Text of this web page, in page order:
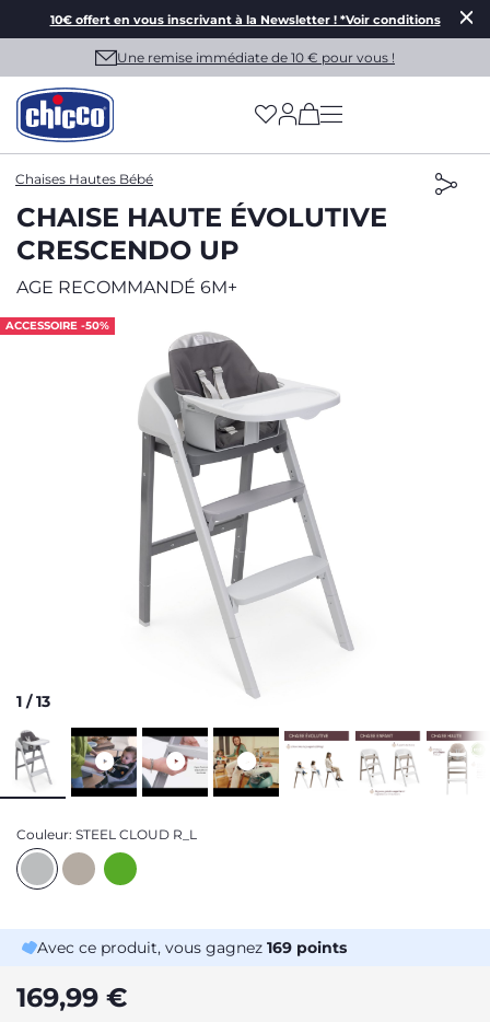
10€ offert en vous inscrivant à la Newsletter ! *Voir conditions
Une remise immédiate de 10 € pour vous !
(has more options
Chaises Hautes Bébé
CHAISE HAUTE ÉVOLUTIVE
CRESCENDO UP
AGE RECOMMANDÉ 6M+
ACCESSOIRE -50%
1 /13
Couleur: STEEL CLOUD R_L
Avec ce produit, vous gagnez 169 points
169,99 €